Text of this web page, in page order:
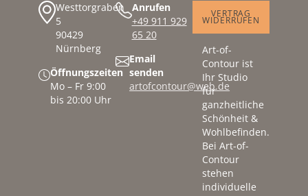
Westtorgraben
5
90429
Nürnberg
Öffnungszeiten
Mo – Fr 9:00
bis 20:00 Uhr
Anrufen
+49 911 929
65 20
Email
senden
artofcontour@web.de
VERTRAG
WIDERRUFEN
Art-of-
Contour ist
Ihr Studio
für
ganzheitliche
Schönheit &
Wohlbefinden.
Bei Art-of-
Contour
stehen
individuelle